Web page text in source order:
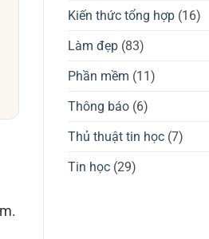
không?
gaming
OGM
Pro,
Kiến thức tổng hợp(16)
Làm đẹp(83)
Phần mềm (11)
Thông báo(6)
Thủ thuật tin học(7)
Tin học(29)